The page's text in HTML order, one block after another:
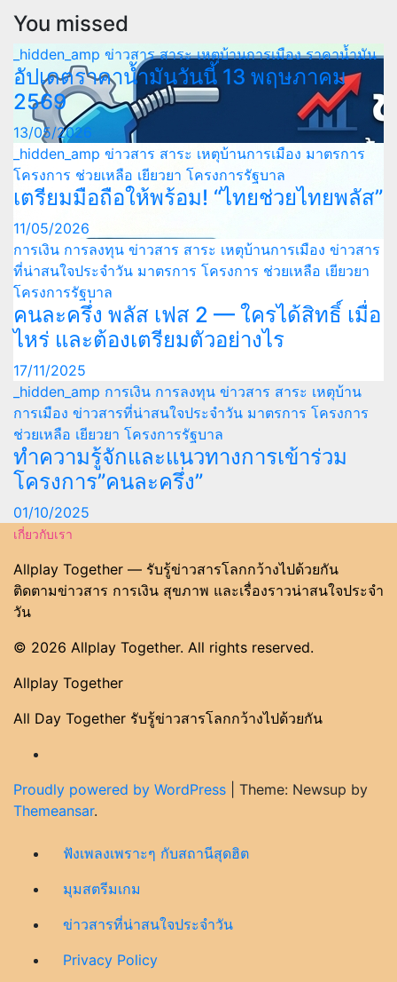
You missed
_hidden_amp ข่าวสาร สาระ เหตุบ้านการเมืองราคาน้ำมัน
อัปเดตราคาน้ำมันวันนี้ 13 พฤษภาคม
2569
13/05/2026
_hidden_amp ข่าวสาร สาระ เหตุบ้านการเมือง มาตรการ
โครงการ ช่วยเหลือ เยียวยา โครงการรัฐบาล
เตรียมมือถือให้พร้อม! “ไทยช่วยไทยพลัส”
11/05/2026
การเงิน การลงทุน ข่าวสาร สาระ เหตุบ้านการเมือง ข่าวสาร
ที่น่าสนใจประจำวัน มาตรการ โครงการ ช่วยเหลือ เยียวยา
โครงการรัฐบาล
คนละครึ่ง พลัส เฟส 2 — ใครได้สิทธิ์ เมื่อ
ไหร่ และต้องเตรียมตัวอย่างไร
17/11/2025
_hidden_amp การเงิน การลงทุน ข่าวสาร สาระ เหตุบ้าน
การเมือง ข่าวสารที่น่าสนใจประจำวัน มาตรการ โครงการ
ช่วยเหลือ เยียวยา โครงการรัฐบาล
ทำความรู้จักและแนวทางการเข้าร่วม
โครงการ”คนละครึ่ง”
01/10/2025
เกี่ยวกับเรา
Allplay Together — รับรู้ข่าวสารโลกกว้างไปด้วยกัน
ติดตามข่าวสาร การเงิน สุขภาพ และเรื่องราวน่าสนใจประจำ
วัน
© 2026 Allplay Together. All rights reserved.
Allplay Together
All Day Together รับรู้ข่าวสารโลกกว้างไปด้วยกัน
Proudly powered by WordPress
Theme: Newsup by
Themeansar.
ฟังเพลงเพราะๆ กับสถานีสุดฮิต
มุมสตรีมเกม
ข่าวสารที่น่าสนใจประจำวัน
Privacy Policy